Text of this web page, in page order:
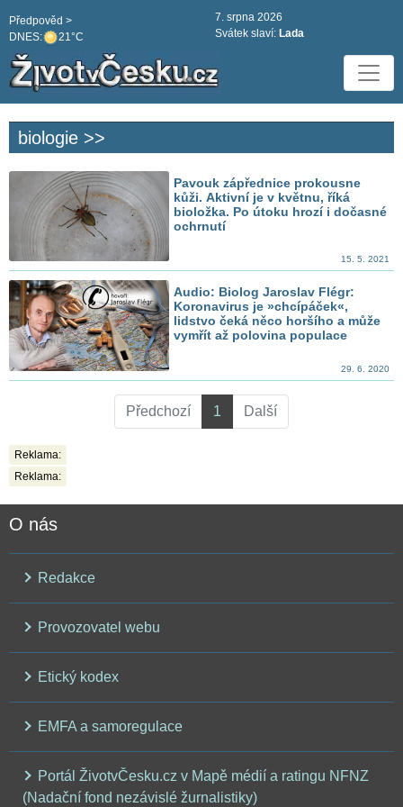
DNES: 21°C
Předpověd >
7. srpna 2026
Svátek slaví: Lada
biologie >>
Pavouk zápřednice prokousne
kůži. Aktivní je v květnu, říká
bioložka. Po útoku hrozí i dočasné
ochrnutí
15. 5. 2021
Audio: Biolog Jaroslav Flégr:
Koronavirus je »chcípáček«,
lidstvo čeká něco horšího a může
vymřít až polovina populace
29. 6. 2020
Předchozí 1 Další
Reklama:
Reklama:
O nás
Redakce
Provozovatel webu
Etický kodex
EMFA a samoregulace
Portál ŽivotvČesku.cz v Mapě médií a ratingu NFNZ
(Nadační fond nezávislé žurnalistiky)